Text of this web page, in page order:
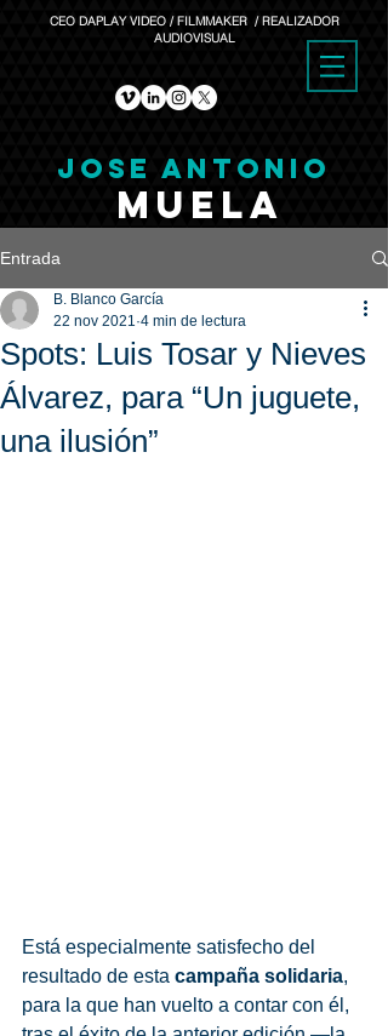
CEO DAPLAY VIDEO / FILMMAKER / REALIZADOR
AUDIOVISUAL
JOSE ANTONIO
MUELA
Entrada
Spots: Luis Tosar y Nieves
Álvarez, para “Un juguete,
una ilusión”
B. Blanco García
22 nov 2021 4 min de lectura
Está especialmente satisfecho del
resultado de esta campaña solidaria,
para la que han vuelto a contar con él,